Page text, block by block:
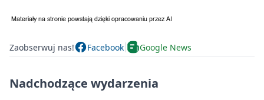
Zaobserwuj nas! Facebook Google News
Nadchodzące wydarzenia